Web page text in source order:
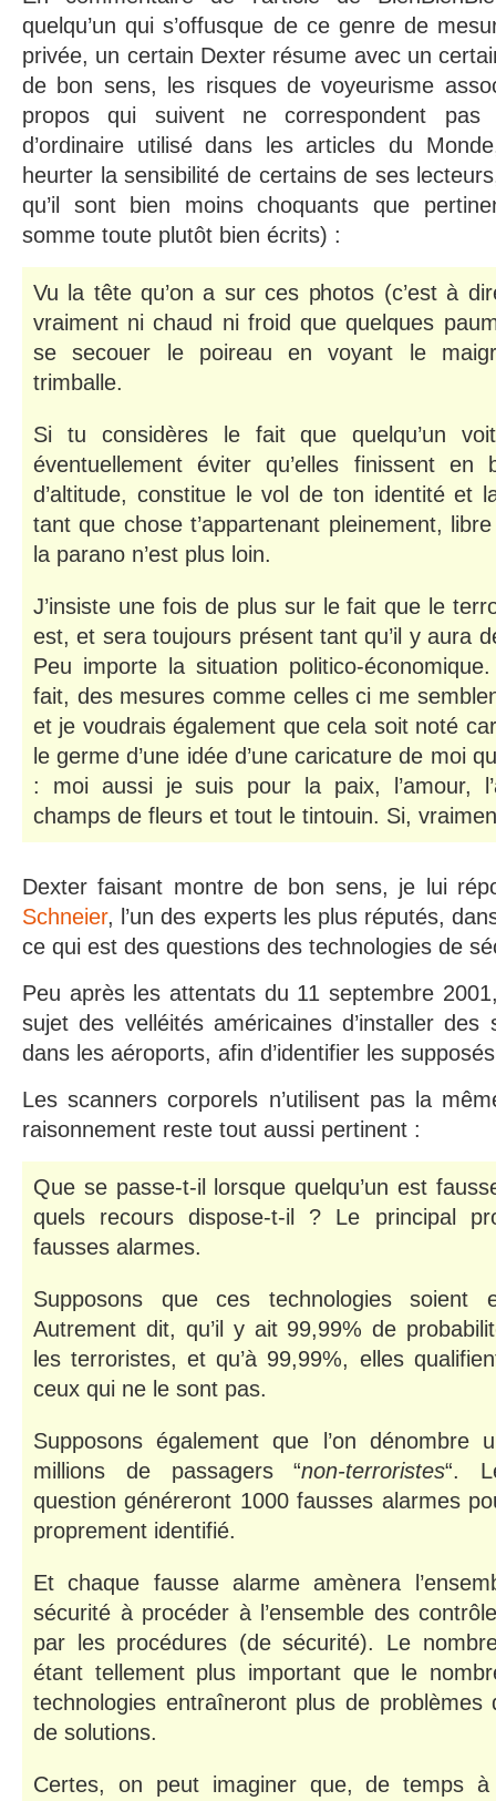
quelqu’un qui s’offusque de ce genre de
privée, un certain Dexter résume avec un
de bon sens, les risques de voyeurisme
propos qui suivent ne correspondent
d’ordinaire utilisé dans les articles du
heurter la sensibilité de certains de ses
qu’il sont bien moins choquants que
somme toute plutôt bien écrits) :
Vu la tête qu’on a sur ces photos (c’est à
vraiment ni chaud ni froid que quelques
se secouer le poireau en voyant le
trimballe.
Si tu considères le fait que quelqu’un
éventuellement éviter qu’elles finissent
d’altitude, constitue le vol de ton identité et
tant que chose t’appartenant pleinement,
la parano n’est plus loin.
J’insiste une fois de plus sur le fait que le
est, et sera toujours présent tant qu’il y aura
Peu importe la situation politico-
fait, des mesures comme celles ci me
et je voudrais également que cela soit noté
le germe d’une idée d’une caricature de moi
: moi aussi je suis pour la paix, l’amour,
champs de fleurs et tout le tintouin. Si,
Dexter faisant montre de bon sens, je lui
Schneier, l’un des experts les plus réputés,
ce qui est des questions des technologies de
Peu après les attentats du 11 septembre
sujet des velléités américaines d’installer des
dans les aéroports, afin d’identifier les
Les scanners corporels n’utilisent pas la
raisonnement reste tout aussi pertinent :
Que se passe-t-il lorsque quelqu’un est
quels recours dispose-t-il ? Le principal
fausses alarmes.
Supposons que ces technologies soient
Autrement dit, qu’il y ait 99,99% de
les terroristes, et qu’à 99,99%, elles
ceux qui ne le sont pas.
Supposons également que l’on dénombre
millions de passagers “non-terroristes“.
question généreront 1000 fausses alarmes
proprement identifié.
Et chaque fausse alarme amènera
sécurité à procéder à l’ensemble des
par les procédures (de sécurité). Le
étant tellement plus important que le
technologies entraîneront plus de problèmes
de solutions.
Certes, on peut imaginer que, de temps